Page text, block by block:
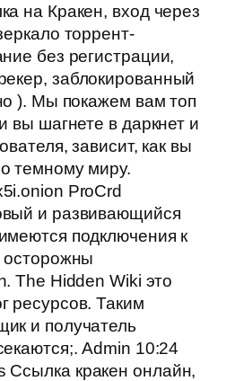
на Кракен, вход через
торрент-
без регистрации,
заблокированный
). Мы покажем вам топ
вы шагнете в даркнет и
зависит, как вы
темному миру.
ProCrd
и развивающийся
подключения к
осторожны
The Hidden Wiki это
ресурсов. Таким
и получатель
Admin 10:24
Ссылка кракен онлайн,